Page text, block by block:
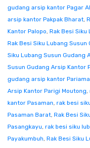
gudang arsip kantor Pagar
arsip kantor Pakpak Bharat,
Kantor Palopo, Rak Besi Siku
Rak Besi Siku Lubang
Siku Lubang Susun Gudang
Susun Gudang Arsip Kantor
gudang arsip kantor
Arsip Kantor Parigi Moutong,
kantor Pasaman, rak besi
Pasaman Barat, Rak Besi
Pasangkayu, rak besi siku
Payakumbuh, Rak Besi Siku